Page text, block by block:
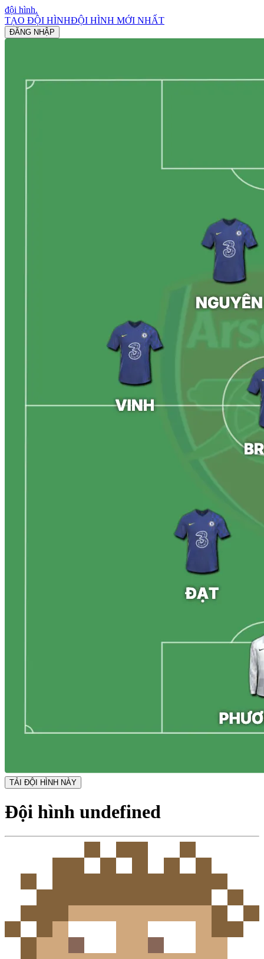
đội hình.
TẠO ĐỘI HÌNHĐỘI HÌNH MỚI NHẤT
ĐĂNG NHẬP
TẢI ĐỘI HÌNH NÀY
Đội hình undefined